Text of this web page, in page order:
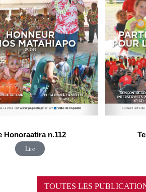
Honoraatira n.112
Lire
TOUTES LES